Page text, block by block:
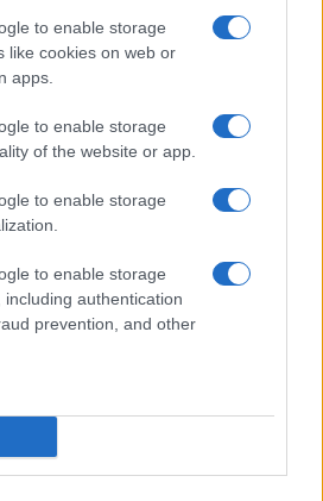
to enable storage
like cookies on web or
apps.
to enable storage
of the website or app.
to enable storage
to enable storage
including authentication
prevention, and other